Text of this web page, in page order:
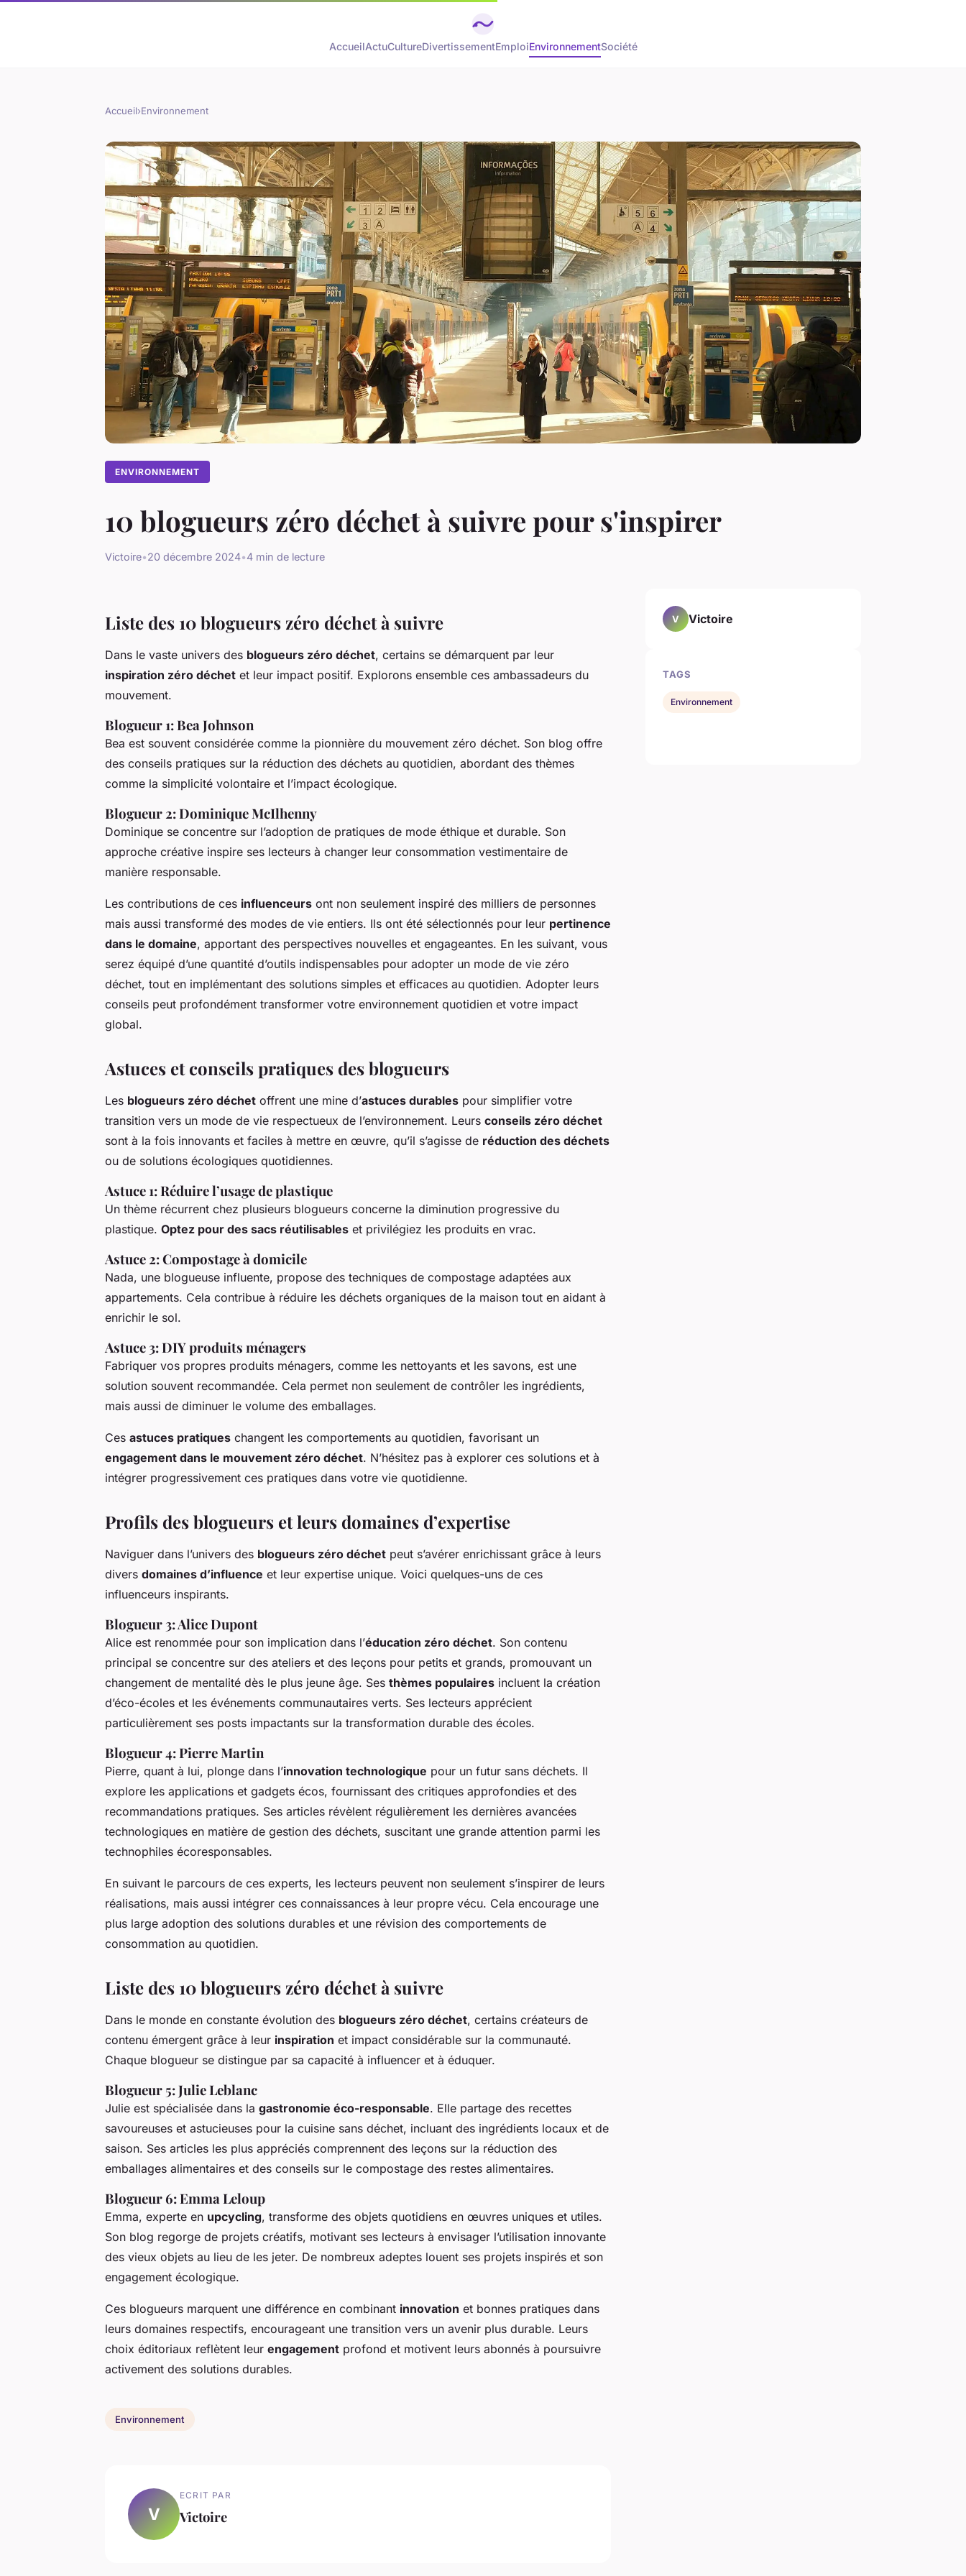
AccueilActuCultureDivertissementEmploiEnvironnementSociété
Accueil›Environnement
ENVIRONNEMENT
10 blogueurs zéro déchet à suivre pour s'inspirer
Victoire•20 décembre 2024•4 min de lecture
Liste des 10 blogueurs zéro déchet à suivre
Dans le vaste univers des blogueurs zéro déchet, certains se démarquent par leur
inspiration zéro déchet et leur impact positif. Explorons ensemble ces ambassadeurs du
mouvement.
Blogueur 1: Bea Johnson
Bea est souvent considérée comme la pionnière du mouvement zéro déchet. Son blog offre
des conseils pratiques sur la réduction des déchets au quotidien, abordant des thèmes
comme la simplicité volontaire et l’impact écologique.
Blogueur 2: Dominique McIlhenny
Dominique se concentre sur l’adoption de pratiques de mode éthique et durable. Son
approche créative inspire ses lecteurs à changer leur consommation vestimentaire de
manière responsable.
Les contributions de ces influenceurs ont non seulement inspiré des milliers de personnes
mais aussi transformé des modes de vie entiers. Ils ont été sélectionnés pour leur pertinence
dans le domaine, apportant des perspectives nouvelles et engageantes. En les suivant, vous
serez équipé d’une quantité d’outils indispensables pour adopter un mode de vie zéro
déchet, tout en implémentant des solutions simples et efficaces au quotidien. Adopter leurs
conseils peut profondément transformer votre environnement quotidien et votre impact
global.
Astuces et conseils pratiques des blogueurs
Les blogueurs zéro déchet offrent une mine d’astuces durables pour simplifier votre
transition vers un mode de vie respectueux de l’environnement. Leurs conseils zéro déchet
sont à la fois innovants et faciles à mettre en œuvre, qu’il s’agisse de réduction des déchets
ou de solutions écologiques quotidiennes.
Astuce 1: Réduire l’usage de plastique
Un thème récurrent chez plusieurs blogueurs concerne la diminution progressive du
plastique. Optez pour des sacs réutilisables et privilégiez les produits en vrac.
Astuce 2: Compostage à domicile
Nada, une blogueuse influente, propose des techniques de compostage adaptées aux
appartements. Cela contribue à réduire les déchets organiques de la maison tout en aidant à
enrichir le sol.
Astuce 3: DIY produits ménagers
Fabriquer vos propres produits ménagers, comme les nettoyants et les savons, est une
solution souvent recommandée. Cela permet non seulement de contrôler les ingrédients,
mais aussi de diminuer le volume des emballages.
Ces astuces pratiques changent les comportements au quotidien, favorisant un
engagement dans le mouvement zéro déchet. N’hésitez pas à explorer ces solutions et à
intégrer progressivement ces pratiques dans votre vie quotidienne.
Profils des blogueurs et leurs domaines d’expertise
Naviguer dans l’univers des blogueurs zéro déchet peut s’avérer enrichissant grâce à leurs
divers domaines d’influence et leur expertise unique. Voici quelques-uns de ces
influenceurs inspirants.
Blogueur 3: Alice Dupont
Alice est renommée pour son implication dans l’éducation zéro déchet. Son contenu
principal se concentre sur des ateliers et des leçons pour petits et grands, promouvant un
changement de mentalité dès le plus jeune âge. Ses thèmes populaires incluent la création
d’éco-écoles et les événements communautaires verts. Ses lecteurs apprécient
particulièrement ses posts impactants sur la transformation durable des écoles.
Blogueur 4: Pierre Martin
Pierre, quant à lui, plonge dans l’innovation technologique pour un futur sans déchets. Il
explore les applications et gadgets écos, fournissant des critiques approfondies et des
recommandations pratiques. Ses articles révèlent régulièrement les dernières avancées
technologiques en matière de gestion des déchets, suscitant une grande attention parmi les
technophiles écoresponsables.
En suivant le parcours de ces experts, les lecteurs peuvent non seulement s’inspirer de leurs
réalisations, mais aussi intégrer ces connaissances à leur propre vécu. Cela encourage une
plus large adoption des solutions durables et une révision des comportements de
consommation au quotidien.
Liste des 10 blogueurs zéro déchet à suivre
Dans le monde en constante évolution des blogueurs zéro déchet, certains créateurs de
contenu émergent grâce à leur inspiration et impact considérable sur la communauté.
Chaque blogueur se distingue par sa capacité à influencer et à éduquer.
Blogueur 5: Julie Leblanc
Julie est spécialisée dans la gastronomie éco-responsable. Elle partage des recettes
savoureuses et astucieuses pour la cuisine sans déchet, incluant des ingrédients locaux et de
saison. Ses articles les plus appréciés comprennent des leçons sur la réduction des
emballages alimentaires et des conseils sur le compostage des restes alimentaires.
Blogueur 6: Emma Leloup
Emma, experte en upcycling, transforme des objets quotidiens en œuvres uniques et utiles.
Son blog regorge de projets créatifs, motivant ses lecteurs à envisager l’utilisation innovante
des vieux objets au lieu de les jeter. De nombreux adeptes louent ses projets inspirés et son
engagement écologique.
Ces blogueurs marquent une différence en combinant innovation et bonnes pratiques dans
leurs domaines respectifs, encourageant une transition vers un avenir plus durable. Leurs
choix éditoriaux reflètent leur engagement profond et motivent leurs abonnés à poursuivre
activement des solutions durables.
Environnement
V
ECRIT PAR
Victoire
V Victoire
TAGS
Environnement